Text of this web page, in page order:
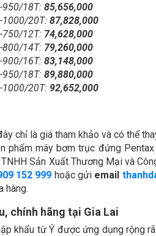
950/18T: 85,656,000
1000/20T: 87,828,000
750/12T: 74,628,000
800/14T: 79,260,000
900/16T: 83,148,000
950/18T: 89,880,000
1000/20T: 92,652,000
chỉ là giá tham khảo và có thể
phẩm máy bơm trục đứng
Sản Xuất Thương Mại và
152 999 hoặc gửi email
hàng.
chính hãng tại Gia Lai
khẩu từ Ý được ứng dụng rộng